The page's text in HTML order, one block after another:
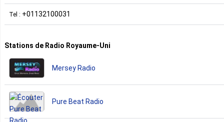
Tel : +01132100031
Stations de Radio Royaume-Uni
Mersey Radio
Pure Beat Radio